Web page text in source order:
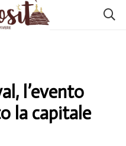
l’evento
la capitale